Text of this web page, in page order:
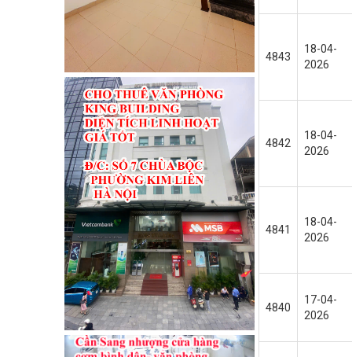
MỖ, NAM TỪ
CHO THUÊ MẶT
THỦY LỢI ĐỐNG
CHO THUÊ
BIỆT –QUẬN
CHÍNH CHỦ
TRUNG TÂM
CHO THUÊ NHÀ
Ở NGAY KHU
4843
18-04-
2026
4842
18-04-
2026
4841
18-04-
2026
4840
17-04-
2026